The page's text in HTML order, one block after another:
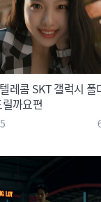
레콤 SKT 갤럭시 폴
까요편